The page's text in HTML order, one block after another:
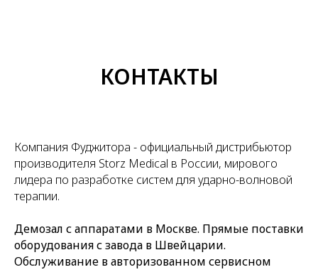
КОНТАКТЫ
Компания Фуджитора - официальный дистрибьютор
производителя Storz Medical в России, мирового
лидера по разработке систем для ударно-волновой
терапии.
Демозал с аппаратами в Москве. Прямые поставки
оборудования с завода в Швейцарии.
Обслуживание в авторизованном сервисном